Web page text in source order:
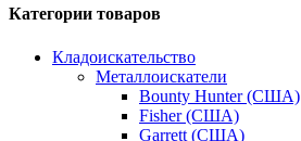
Категории товаров
Кладоискательство
Металлоискатели
Bounty Hunter (США)
Fisher (США)
Garrett (США)